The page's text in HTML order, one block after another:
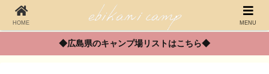
◆広島県のキャンプ場リストはこちら◆
HOME MENU